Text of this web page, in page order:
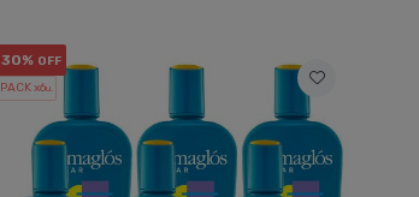
30% OFF
PACK x6u.